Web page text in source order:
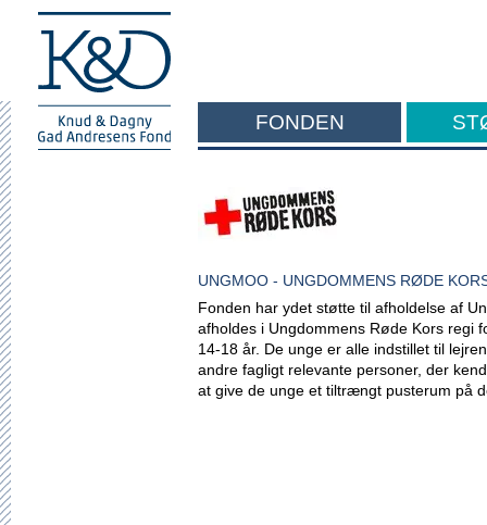
FONDEN
UNGMOO - UNGDOMMENS RØDE
Fonden har ydet støtte til afholdelse af
afholdes i Ungdommens Røde Kors regi
14-18 år. De unge er alle indstillet til
andre fagligt relevante personer, der
at give de unge et tiltrængt pusterum på